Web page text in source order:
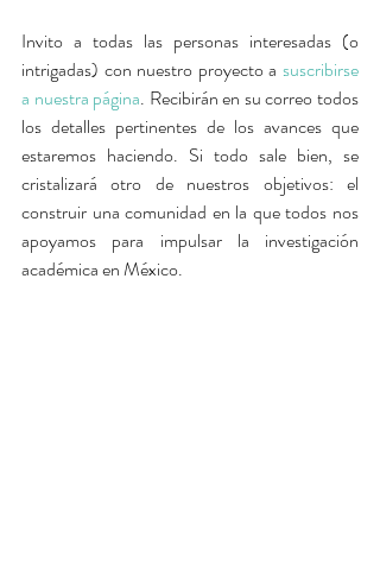
Invito a todas las personas interesadas (o
intrigadas) con nuestro proyecto a suscribirse
a nuestra página. Recibirán en su correo todos
los detalles pertinentes de los avances que
estaremos haciendo. Si todo sale bien, se
cristalizará otro de nuestros objetivos: el
construir una comunidad en la que todos nos
apoyamos para impulsar la investigación
académica en México.